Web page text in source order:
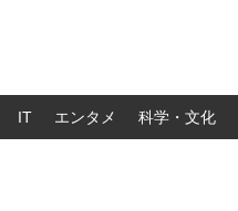
IT エンタメ 科学・文化